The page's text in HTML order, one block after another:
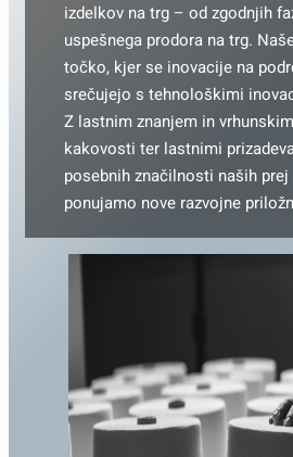
izdelkov na trg – od zgodnjih
uspešnega prodora na trg.
točko, kjer se inovacije na
srečujejo s tehnološkimi
Z lastnim znanjem in
kakovosti ter lastnimi
posebnih značilnosti naših
ponujamo nove razvojne